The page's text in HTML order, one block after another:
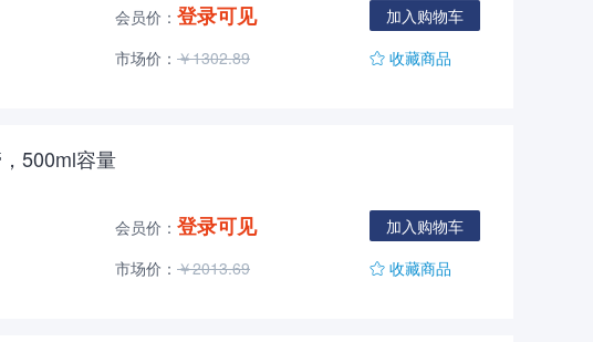
会员价： 登录可见
市场价： ￥1302.89
加入购物车
收藏商品
500ml容量
会员价： 登录可见
市场价： ￥2013.69
加入购物车
收藏商品